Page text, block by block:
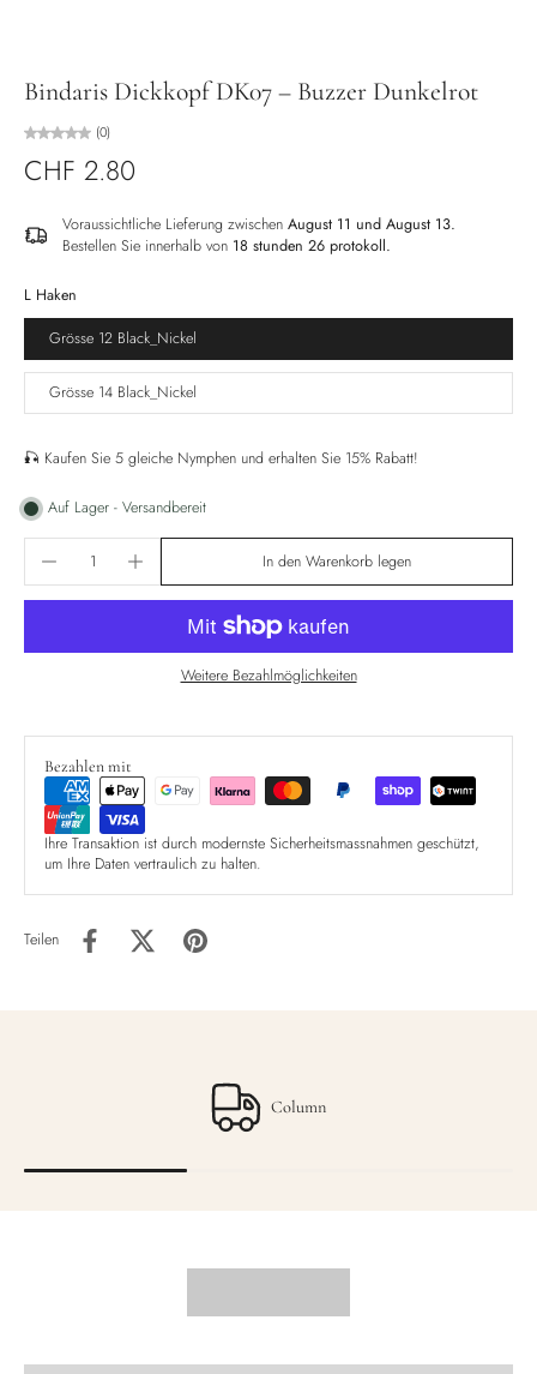
Bindaris Dickkopf DK07 – Buzzer Dunkelrot
(0)
CHF 2.80
Voraussichtliche Lieferung zwischen August 11 und August 13.
Bestellen Sie innerhalb von 18 stunden 26 protokoll.
L Haken
Grösse 12 Black_Nickel
Grösse 14 Black_Nickel
🎣 Kaufen Sie 5 gleiche Nymphen und erhalten Sie 15% Rabatt!
Auf Lager - Versandbereit
In den Warenkorb legen
Weitere Bezahlmöglichkeiten
Bezahlen mit
Ihre Transaktion ist durch modernste Sicherheitsmassnahmen geschützt,
um Ihre Daten vertraulich zu halten.
Teilen
Column